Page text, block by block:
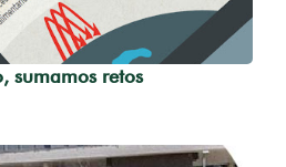
sumamos retos